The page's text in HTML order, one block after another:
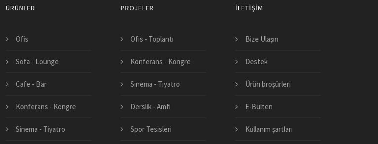
ÜRÜNLER
Ofis
Sofa - Lounge
Cafe - Bar
Konferans - Kongre
Sinema - Tiyatro
PROJELER
Ofis - Toplantı
Konferans - Kongre
Sinema - Tiyatro
Derslik - Amfi
Spor Tesisleri
İLETIŞIM
Bize Ulaşın
Destek
Ürün broşürleri
E-Bülten
Kullanım şartları